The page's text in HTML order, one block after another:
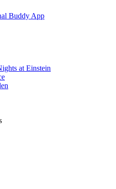
Buddy App
at Einstein